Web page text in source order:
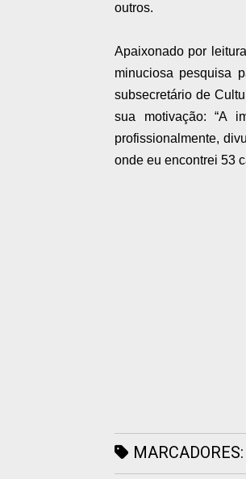
outros.
Apaixonado por
minuciosa pesquisa
subsecretário de
sua motivação: “A
profissionalmente,
onde eu encontrei 53
MARCADORES: